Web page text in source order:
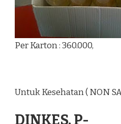
Per Karton : 360.000,
Untuk Kesehatan ( NON
DINKES. P-